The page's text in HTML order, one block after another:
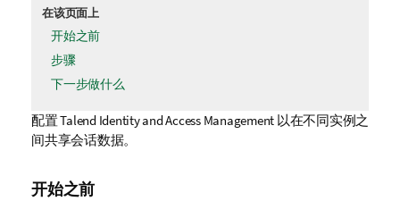
在该页面上
开始之前
步骤
下一步做什么
配置Talend Identity and Access Management 以在不同实例之
间共享会话数据。
开始之前